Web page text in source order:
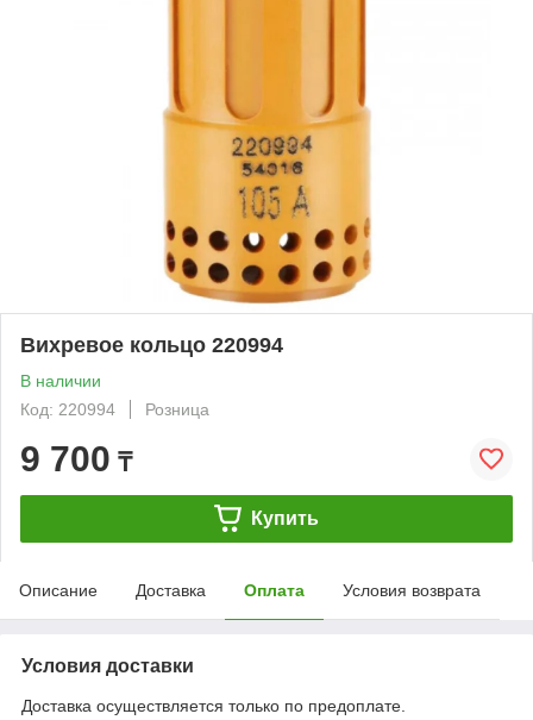
Вихревое кольцо 220994
В наличии
Код: 220994
Розница
9 700 ₸
Купить
Описание Доставка Оплата Условия возврата
Условия доставки
Доставка осуществляется только по предоплате.